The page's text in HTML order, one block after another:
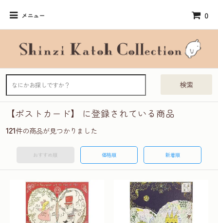
メニュー 0
検索
【ポストカード】 に登録されている商品
121件の商品が見つかりました
おすすめ順 価格順 新着順